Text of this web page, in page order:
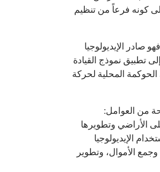
كونه فرعاً من تنظيم
صادر الإيديولوجيا
تطبيق نموذج القيادة
المحلية لحركة
من العوامل:
الأراضي وتطويرها
الإيديولوجيا
وجمع الأموال، وتطوير